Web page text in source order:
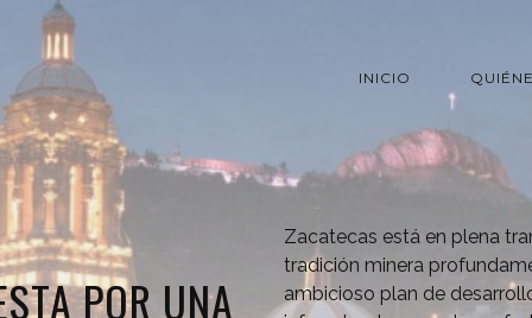
INICIO
POR UNA
Zacatecas está en plena
tradición minera
ambicioso plan de